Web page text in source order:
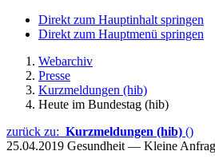
Direkt zum Hauptinhalt springen
Direkt zum Hauptmenü springen
Webarchiv
Presse
Kurzmeldungen (hib)
Heute im Bundestag (hib)
zurück zu: Kurzmeldungen (hib) ()
25.04.2019 Gesundheit — Kleine